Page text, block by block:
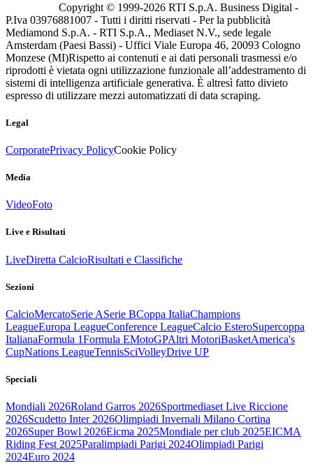
Copyright © 1999-2026 RTI S.p.A. Business Digital -
P.Iva 03976881007 - Tutti i diritti riservati - Per la pubblicità
Mediamond S.p.A. - RTI S.p.A., Mediaset N.V., sede legale
Amsterdam (Paesi Bassi) - Uffici Viale Europa 46, 20093 Cologno
Monzese (MI)Rispetto ai contenuti e ai dati personali trasmessi e/o
riprodotti è vietata ogni utilizzazione funzionale all’addestramento di
sistemi di intelligenza artificiale generativa. È altresì fatto divieto
espresso di utilizzare mezzi automatizzati di data scraping.
Legal
CorporatePrivacy PolicyCookie Policy
Media
VideoFoto
Live e Risultati
LiveDiretta CalcioRisultati e Classifiche
Sezioni
CalcioMercatoSerie ASerie BCoppa ItaliaChampions
LeagueEuropa LeagueConference LeagueCalcio EsteroSupercoppa
ItalianaFormula 1Formula EMotoGPAltri MotoriBasketAmerica's
CupNations LeagueTennisSciVolleyDrive UP
Speciali
Mondiali 2026Roland Garros 2026Sportmediaset Live Riccione
2026Scudetto Inter 2026Olimpiadi Invernali Milano Cortina
2026Super Bowl 2026Eicma 2025Mondiale per club 2025EICMA
Riding Fest 2025Paralimpiadi Parigi 2024Olimpiadi Parigi
2024Euro 2024